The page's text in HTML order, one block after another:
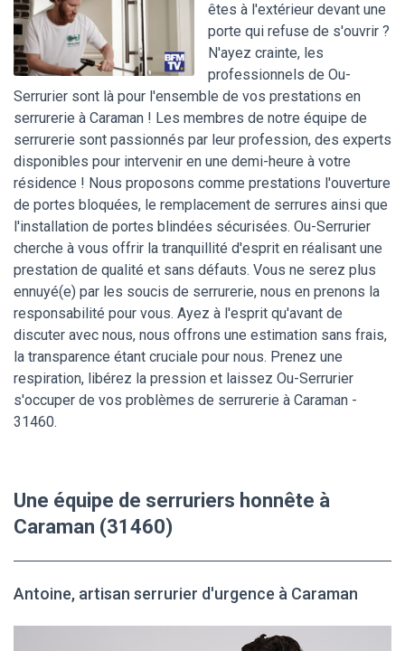
êtes à l'extérieur devant une
porte qui refuse de s'ouvrir ?
N'ayez crainte, les
professionnels de Ou-
Serrurier sont là pour l'ensemble de vos prestations en
serrurerie à Caraman ! Les membres de notre équipe de
serrurerie sont passionnés par leur profession, des experts
disponibles pour intervenir en une demi-heure à votre
résidence ! Nous proposons comme prestations l'ouverture
de portes bloquées, le remplacement de serrures ainsi que
l'installation de portes blindées sécurisées. Ou-Serrurier
cherche à vous offrir la tranquillité d'esprit en réalisant une
prestation de qualité et sans défauts. Vous ne serez plus
ennuyé(e) par les soucis de serrurerie, nous en prenons la
responsabilité pour vous. Ayez à l'esprit qu'avant de
discuter avec nous, nous offrons une estimation sans frais,
la transparence étant cruciale pour nous. Prenez une
respiration, libérez la pression et laissez Ou-Serrurier
s'occuper de vos problèmes de serrurerie à Caraman -
31460.
Une équipe de serruriers honnête à
Caraman (31460)
Antoine, artisan serrurier d'urgence à Caraman